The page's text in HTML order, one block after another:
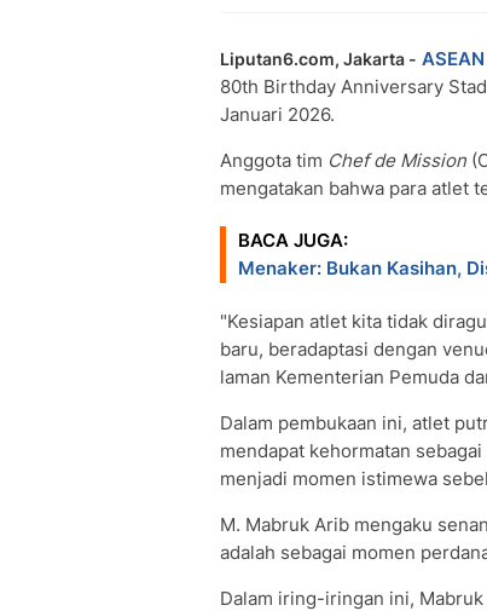
Liputan6.com, Jakarta -
80th Birthday Anniversary
Januari 2026.
Anggota tim Chef de Mission
mengatakan bahwa para atlet
BACA JUGA:
Menaker: Bukan Kasihan,
"Kesiapan atlet kita tidak
baru, beradaptasi dengan
laman Kementerian Pemuda
Dalam pembukaan ini, atlet
mendapat kehormatan
menjadi momen istimewa
M. Mabruk Arib mengaku
adalah sebagai momen
Dalam iring-iringan ini,